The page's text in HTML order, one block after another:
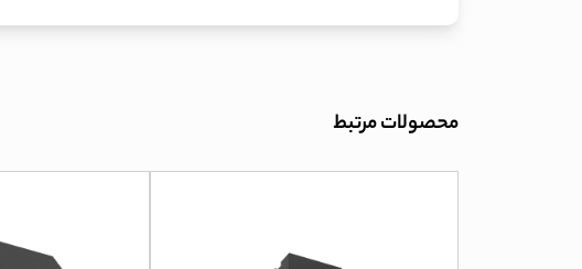
محصولات مرتبط